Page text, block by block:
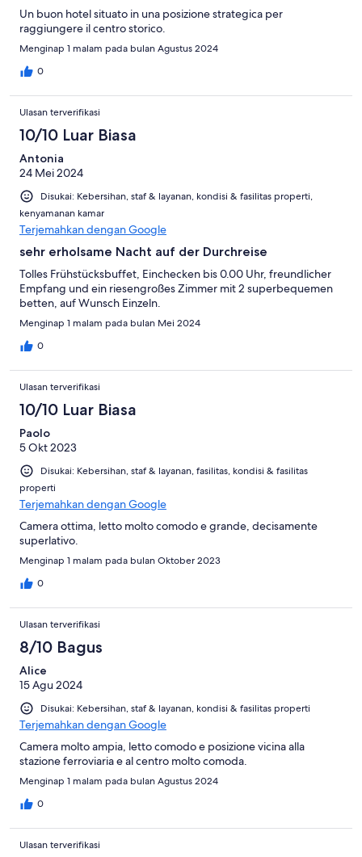
Un buon hotel situato in una posizione strategica per
raggiungere il centro storico.
Menginap 1 malam pada bulan Agustus 2024
0
Ulasan terverifikasi
10/10 Luar Biasa
Antonia
24 Mei 2024
Disukai: Kebersihan, staf & layanan, kondisi & fasilitas properti,
kenyamanan kamar
Terjemahkan dengan Google
sehr erholsame Nacht auf der Durchreise
Tolles Frühstücksbuffet, Einchecken bis 0.00 Uhr, freundlicher
Empfang und ein riesengroßes Zimmer mit 2 superbequemen
betten, auf Wunsch Einzeln.
Menginap 1 malam pada bulan Mei 2024
0
Ulasan terverifikasi
10/10 Luar Biasa
Paolo
5 Okt 2023
Disukai: Kebersihan, staf & layanan, fasilitas, kondisi & fasilitas
properti
Terjemahkan dengan Google
Camera ottima, letto molto comodo e grande, decisamente
superlativo.
Menginap 1 malam pada bulan Oktober 2023
0
Ulasan terverifikasi
8/10 Bagus
Alice
15 Agu 2024
Disukai: Kebersihan, staf & layanan, kondisi & fasilitas properti
Terjemahkan dengan Google
Camera molto ampia, letto comodo e posizione vicina alla
stazione ferroviaria e al centro molto comoda.
Menginap 1 malam pada bulan Agustus 2024
0
Ulasan terverifikasi